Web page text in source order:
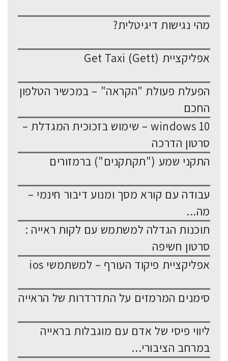
מהי נגישות דיגיטלית?
אפליקציית Get Taxi (Gett)
הפעלת פעולת "הקראה" – במכשיר הטלפון
החכם
windows 10 – שימוש בזכוכית המגדלת –
סרטון הדרכה
התקני שמע ("תקתקנים") ברמזורים
עבודה עם קורא מסך ומנוע דיבור חינמי –
מה...
תוכנות הגדלה למשתמש עם לקות ראייה :
סרטון חשיפה
אפליקציית פיקוד העורף – למשתמשי ios
סימנים המרמזים על התדרדרות של הראייה
ליווי פיסי של אדם עם מוגבלות בראייה
במרחב הציבורי...